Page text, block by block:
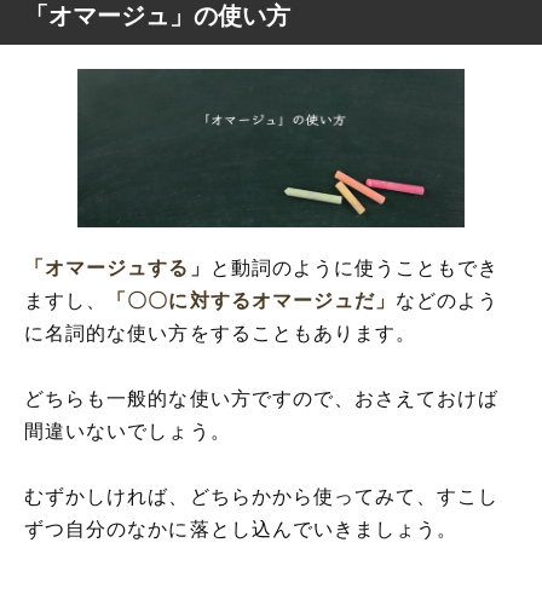
「オマージュ」の使い方
「オマージュする」
と動詞のように使うこともでき
ますし、
「〇〇に対するオマージュだ」 などのよう
に名詞的な使い方をすることもあります。
どちらも一般的な使い方ですので、おさえておけば
間違いないでしょう。
むずかしければ、どちらかから使ってみて、すこし
ずつ自分のなかに落とし込んでいきましょう。